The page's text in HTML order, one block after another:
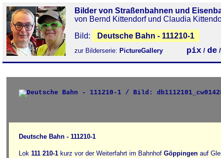
Bilder von Straßenbahnen und
von Bernd Kittendorf und Claudia
Bild:
Deutsche Bahn - 111210-1
zur Bilderserie: PictureGallery pix / de
Deutsche Bahn - 111210-1
Lok 111 210-1 kurz vor der Weiterfahrt im Bahnhof Göppingen auf